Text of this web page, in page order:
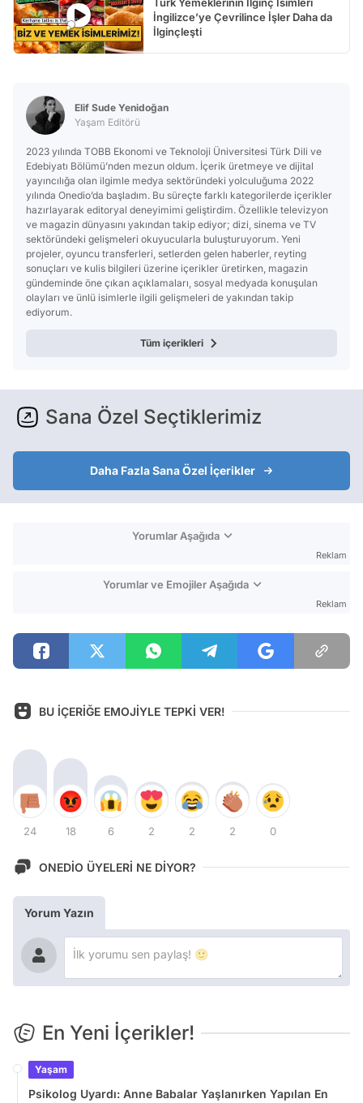
İngilizce’ye Çevrilince İşler Daha da
İlginçleşti
Elif Sude Yenidoğan
Yaşam Editörü
2023 yılında TOBB Ekonomi ve Teknoloji Üniversitesi Türk Dili ve
Edebiyatı Bölümü’nden mezun oldum. İçerik üretmeye ve dijital
yayıncılığa olan ilgimle medya sektöründeki yolculuğuma 2022
yılında Onedio’da başladım. Bu süreçte farklı kategorilerde içerikler
hazırlayarak editoryal deneyimimi geliştirdim. Özellikle televizyon
ve magazin dünyasını yakından takip ediyor; dizi, sinema ve TV
sektöründeki gelişmeleri okuyucularla buluşturuyorum. Yeni
projeler, oyuncu transferleri, setlerden gelen haberler, reyting
sonuçları ve kulis bilgileri üzerine içerikler üretirken, magazin
gündeminde öne çıkan açıklamaları, sosyal medyada konuşulan
olayları ve ünlü isimlerle ilgili gelişmeleri de yakından takip
ediyorum.
Tüm içerikleri
Sana Özel Seçtiklerimiz
Daha Fazla Sana Özel İçerikler
Yorumlar Aşağıda
Reklam
Yorumlar ve Emojiler Aşağıda
Reklam
BU İÇERİĞE EMOJİYLE TEPKİ VER!
24 18 6 2 2 2 0
ONEDİO ÜYELERİ NE DİYOR?
Yorum Yazın
En Yeni İçerikler!
Yaşam
Psikolog Uyardı: Anne Babalar Yaşlanırken Yapılan En